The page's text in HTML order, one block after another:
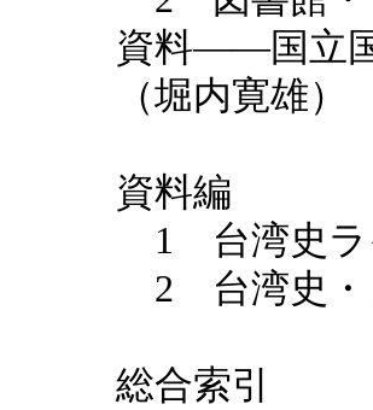
資料――国立
（堀内寛雄）
資料編
1 台湾史ラ
2 台湾史・
総合索引